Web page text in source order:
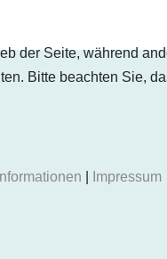
der Seite, während
Bitte beachten Sie,
Impressum